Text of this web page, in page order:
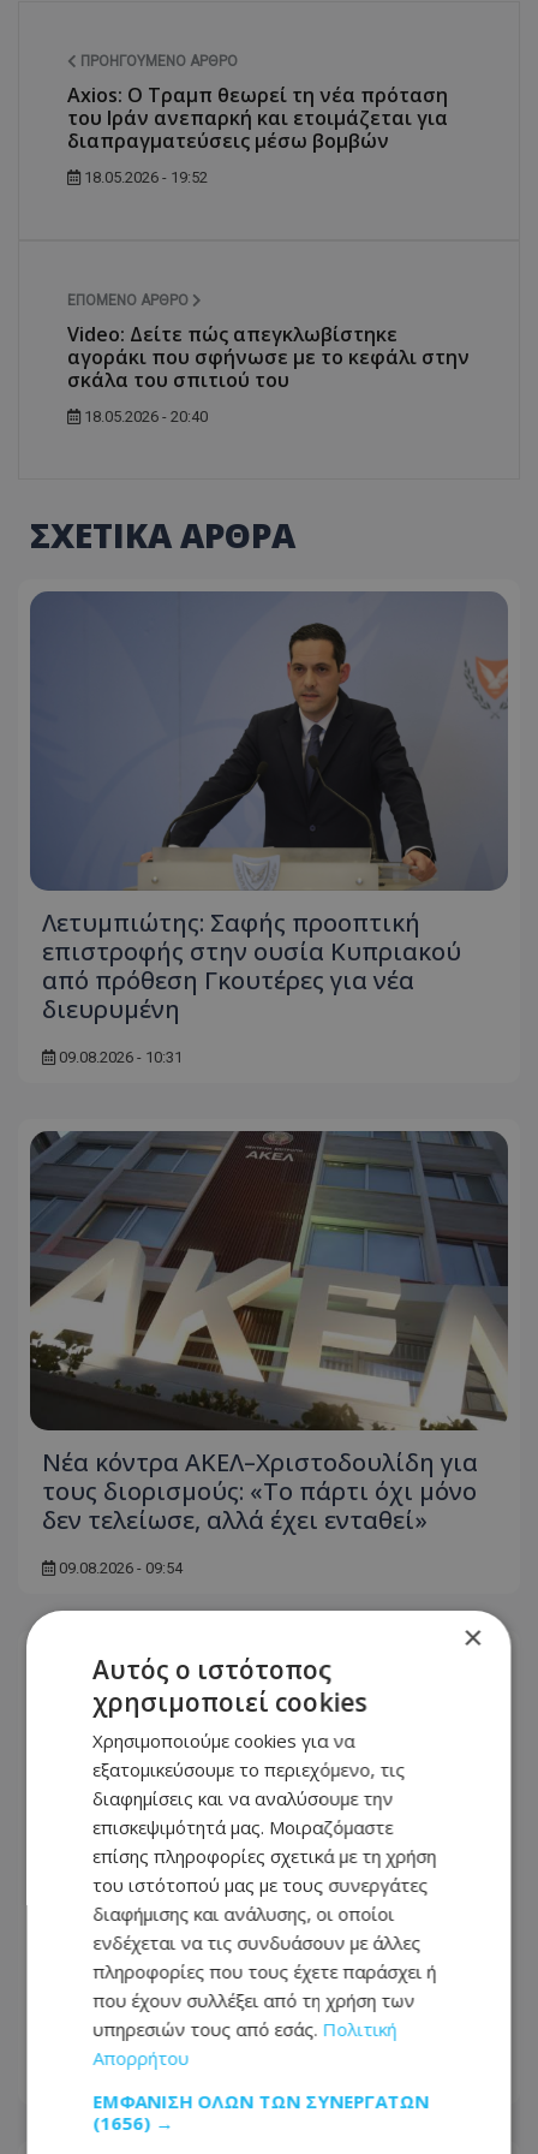
ΠΡΟΗΓΟΎΜΕΝΟ ΆΡΘΡΟ
Axios: Ο Τραμπ θεωρεί τη νέα πρόταση
του Ιράν ανεπαρκή και ετοιμάζεται για
διαπραγματεύσεις μέσω βομβών
18.05.2026 - 19:52
ΕΠΌΜΕΝΟ ΆΡΘΡΟ
Video: Δείτε πώς απεγκλωβίστηκε
αγοράκι που σφήνωσε με το κεφάλι στην
σκάλα του σπιτιού του
18.05.2026 - 20:40
ΣΧΕΤΙΚΑ ΑΡΘΡΑ
Λετυμπιώτης: Σαφής προοπτική
επιστροφής στην ουσία Κυπριακού
από πρόθεση Γκουτέρες για νέα
διευρυμένη
09.08.2026 - 10:31
Νέα κόντρα ΑΚΕΛ–Χριστοδουλίδη για
τους διορισμούς: «Το πάρτι όχι μόνο
δεν τελείωσε, αλλά έχει ενταθεί»
09.08.2026 - 09:54
«Ο χρόνος δεν νομιμοποιεί τα
τετελεσμένα της εισβολής» – Το
μήνυμα Λετυμπιώτη από τη Λετύμπου
×
Αυτός ο ιστότοπος
χρησιμοποιεί cookies
Χρησιμοποιούμε cookies για να
εξατομικεύσουμε το περιεχόμενο, τις
διαφημίσεις και να αναλύσουμε την
επισκεψιμότητά μας. Μοιραζόμαστε
επίσης πληροφορίες σχετικά με τη χρήση
του ιστότοπού μας με τους συνεργάτες
διαφήμισης και ανάλυσης, οι οποίοι
ενδέχεται να τις συνδυάσουν με άλλες
πληροφορίες που τους έχετε παράσχει ή
που έχουν συλλέξει από τη χρήση των
υπηρεσιών τους από εσάς. Πολιτική
Απορρήτου
ΕΜΦΆΝΙΣΗ ΌΛΩΝ ΤΩΝ ΣΥΝΕΡΓΑΤΏΝ
(1656) →